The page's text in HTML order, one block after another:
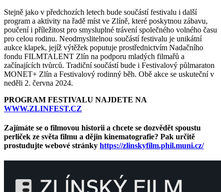
Stejně jako v předchozích letech bude součástí festivalu i další
program a aktivity na řadě míst ve Zlíně, které poskytnou zábavu,
poučení i příležitost pro smysluplné trávení společného volného času
pro celou rodinu. Neodmyslitelnou součástí festivalu je unikátní
aukce klapek, jejíž výtěžek poputuje prostřednictvím Nadačního
fondu FILMTALENT Zlín na podporu mladých filmařů a
začínajících tvůrců. Tradiční součástí bude i Festivalový půlmaraton
MONET+ Zlín a Festivalový rodinný běh. Obě akce se uskuteční v
neděli 2. června 2024.
PROGRAM FESTIVALU NAJDETE NA
WWW.ZLINFEST.CZ
Zajímáte se o filmovou historii a chcete se dozvědět spoustu
perliček ze světa filmu a dějin kinematografie? Pak určitě
prostudujte webové stránky https://zlinskyfilm.phil.muni.cz/